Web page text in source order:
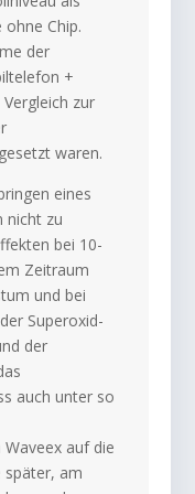
Chip.
der
+
zur
waren.
eines
nicht zu
bei 10-
Zeitraum
und bei
Superoxid-
der
auch unter so
auf die
später, am